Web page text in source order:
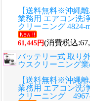
【送料無料※沖縄
業務用 エアコン洗
クリーニング 4824-
61,445円(消費税込
バッテリー式 取り
ウスクリーニング
【送料無料※沖縄
業務用 エアコン洗
クリーニング